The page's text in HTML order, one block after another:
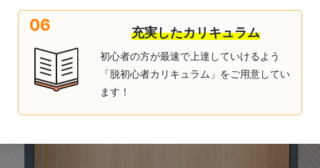
06 充実したカリキュラム
初心者の方が最速で上達していけるよう
「脱初心者カリキュラム」をご用意してい
ます！